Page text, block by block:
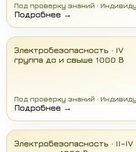
Под проверку знаний ·
Подробнее →
Электробезопасность · IV
группа до и свыше 1000 В
Под проверку знаний ·
Подробнее →
Электробезопасность · II–IV